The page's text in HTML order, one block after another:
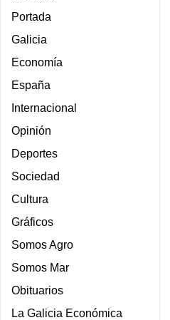
Portada
Galicia
Economía
España
Internacional
Opinión
Deportes
Sociedad
Cultura
Gráficos
Somos Agro
Somos Mar
Obituarios
La Galicia Económica